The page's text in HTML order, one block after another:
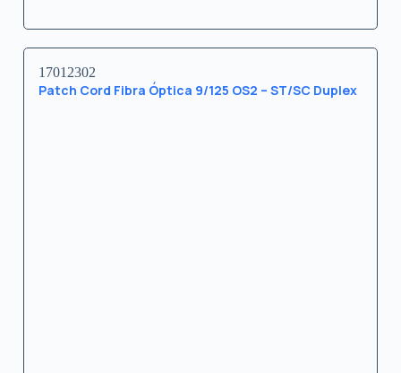
17012302
Patch Cord Fibra Óptica 9/125 OS2 – ST/SC Duplex